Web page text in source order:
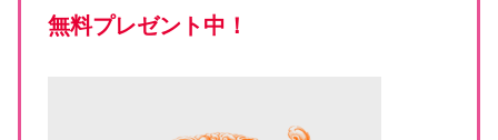
無料プレゼント中！